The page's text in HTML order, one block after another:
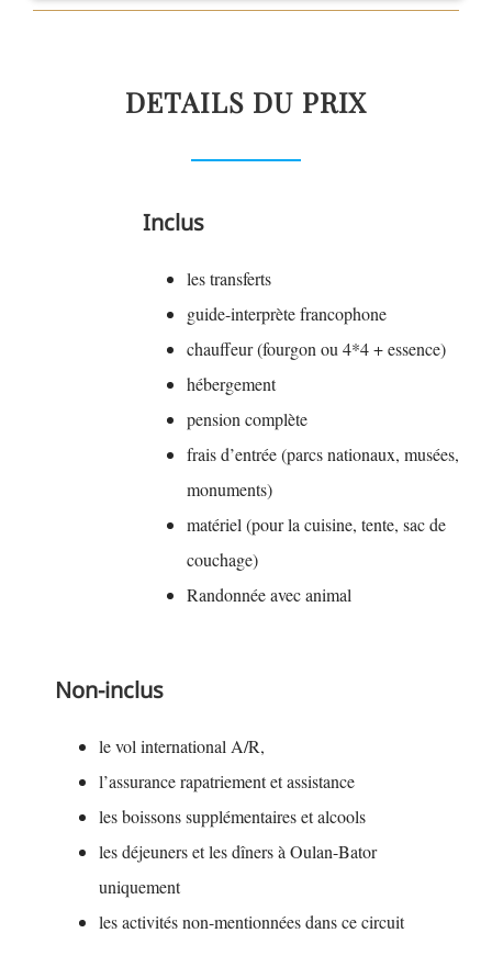
DETAILS DU PRIX
Inclus
les transferts
guide-interprète francophone
chauffeur (fourgon ou 4*4 + essence)
hébergement
pension complète
frais d’entrée (parcs nationaux, musées,
monuments)
matériel (pour la cuisine, tente, sac de
couchage)
Randonnée avec animal
Non-inclus
le vol international A/R,
l’assurance rapatriement et assistance
les boissons supplémentaires et alcools
les déjeuners et les dîners à Oulan-Bator
uniquement
les activités non-mentionnées dans ce circuit